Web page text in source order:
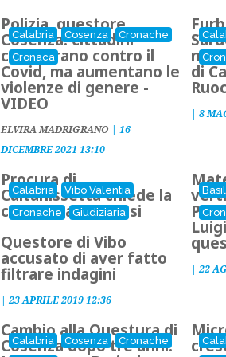
Calabria Cosenza
Cronache
Cronaca
Polizia, questore
Cosenza: cittadini
collaborano contro il
Covid, ma aumentano le
violenze di genere -
VIDEO
ELVIRA MADRIGRANO | 16
DICEMBRE 2021 13:10
di
|8
Calabria
Vibo Valentia
Cronache
Giudiziaria
Procura di
Caltanissetta chiede la
condanna di Grassi
Questore di Vibo
accusato di aver fatto
filtrare indagini
| 23 APRILE 2019 12:36
|22
Calabria Cosenza
Cronache
Cambio alla Questura di
Cosenza dopo tre anni: